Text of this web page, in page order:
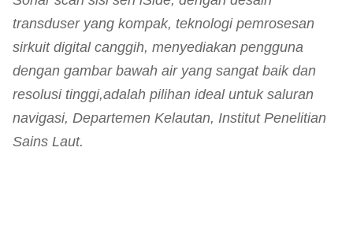
transduser yang kompak, teknologi pemrosesan
sirkuit digital canggih, menyediakan pengguna
dengan gambar bawah air yang sangat baik dan
resolusi tinggi,adalah pilihan ideal untuk saluran
navigasi, Departemen Kelautan, Institut Penelitian
Sains Laut.